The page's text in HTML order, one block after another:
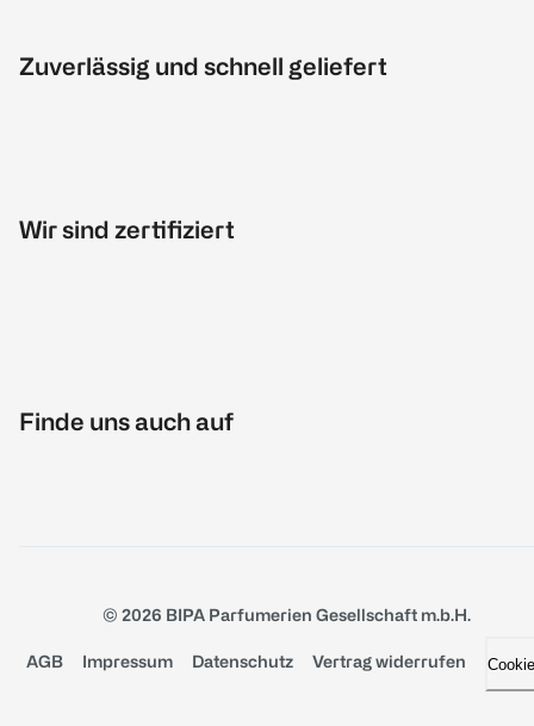
Zuverlässig und schnell geliefert
Wir sind zertifiziert
Finde uns auch auf
© 2026 BIPA Parfumerien Gesellschaft m.b.H.
AGB Impressum Datenschutz Vertrag widerrufen